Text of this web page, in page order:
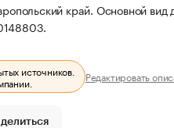
край. Основной вид
источников. Редактировать